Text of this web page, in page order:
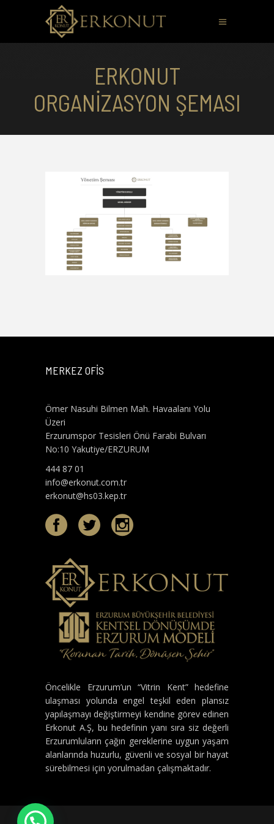
ERKONUT
ORGANIZASYON ŞEMASI
MERKEZ OFİS
Ömer Nasuhi Bilmen Mah. Havaalanı Yolu
Üzeri
Erzurumspor Tesisleri Önü Farabi Bulvarı
No:10 Yakutiye/ERZURUM
444 87 01
info@erkonut.com.tr
erkonut@hs03.kep.tr
Öncelikle Erzurum’un “Vitrin Kent” hedefine
ulaşması yolunda engel teşkil eden plansız
yapılaşmayı değiştirmeyi kendine görev edinen
Erkonut A.Ş, bu hedefinin yanı sıra siz değerli
Erzurumluların çağın gereklerine uygun yaşam
alanlarında huzurlu, güvenli ve sosyal bir hayat
sürebilmesi için yorulmadan çalışmaktadır.